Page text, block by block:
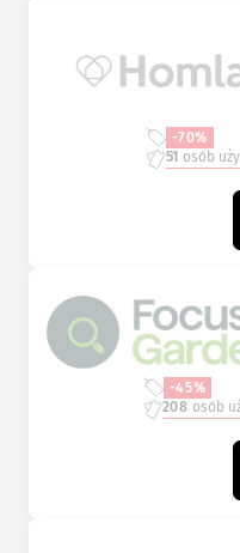
-70%
51 osób
-45%
208 osób